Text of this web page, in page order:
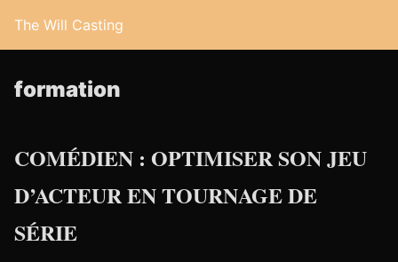
The Will Casting
formation
COMÉDIEN : OPTIMISER SON JEU
D’ACTEUR EN TOURNAGE DE
SÉRIE